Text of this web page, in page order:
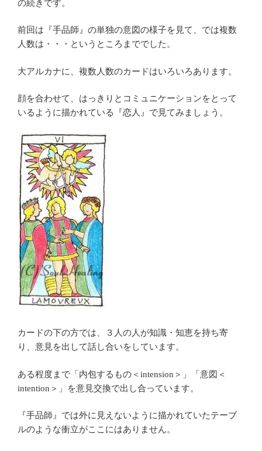
の続きです。
前回は『手品師』の単独の意図の様子を見て、では複数
人数は・・・というところまででした。
大アルカナに、複数人数のカードはいろいろあります。
顔を合わせて、はっきりとコミュニケーションをとって
いるように描かれている『恋人』で見てみましょう。
カードの下の方では、３人の人が知識・知恵を持ち寄
り、意見を出して話し合いをしています。
ある程度まで「内包するもの＜intension＞」「意図＜
intention＞」を意見交換で出し合っています。
『手品師』では外に見えないように描かれていたテーブ
ルのような衝立がここにはありません。